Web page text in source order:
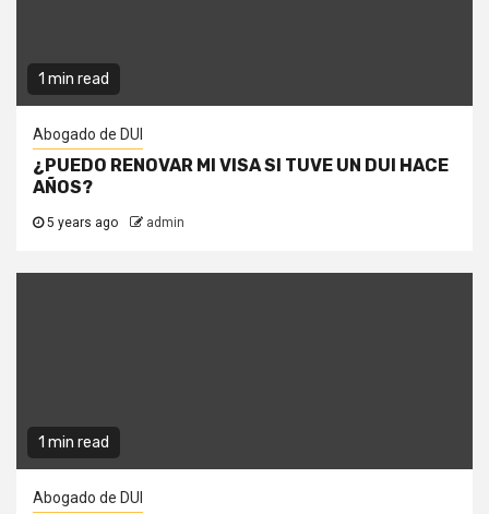
1 min read
Abogado de DUI
¿PUEDO RENOVAR MI VISA SI TUVE UN DUI HACE
AÑOS?
5 years ago admin
1 min read
Abogado de DUI